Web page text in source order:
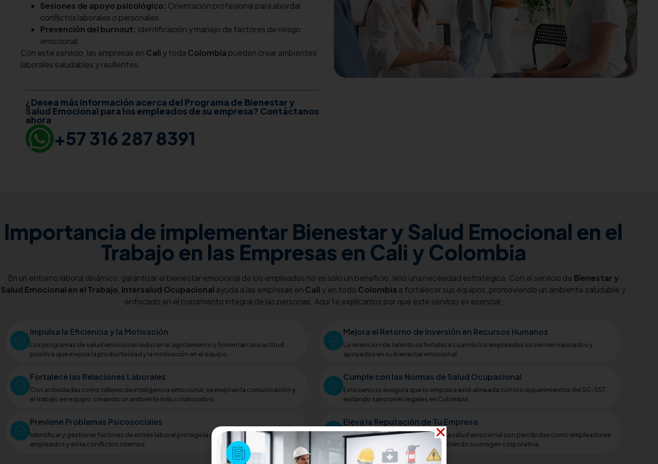
Sesiones de apoyo psicológico: Orientación profesional para abordar
conflictos laborales o personales.
Prevención del burnout: Identificación y manejo de factores de riesgo
emocional.
Con este servicio, las empresas en Cali y toda Colombia pueden crear ambientes
laborales saludables y resilientes.
¿Desea más información acerca del Programa de Bienestar y
Salud Emocional para los empleados de su empresa? Contáctanos
ahora
+57 316 287 8391
Importancia de implementar Bienestar y Salud Emocional en el
Trabajo en las Empresas en Cali y Colombia
En un entorno laboral dinámico, garantizar el bienestar emocional de los empleados no es solo un beneficio, sino una necesidad estratégica. Con el servicio de Bienestar y
Salud Emocional en el Trabajo Intersalud Ocupacional ayuda a las empresas en Cali y en todo Colombia a fortalecer sus equipos, promoviendo un ambiente saludable y
enfocado en el crecimiento integral de las personas. Aquí te explicamos por qué este servicio es esencial:
Impulsa la Eficiencia y la Motivación
Los programas de salud emocional reducen el agotamiento y fomentan una actitud
positiva que mejora la productividad y la motivación en el equipo.
Fortalece las Relaciones Laborales
Con actividades como talleres de inteligencia emocional, se mejoran la comunicación y
el trabajo en equipo, creando un ambiente más colaborativo.
Previene Problemas Psicosociales
Identificar y gestionar factores de estrés laboral protege la salud mental de los
empleados y evita conflictos internos.
Mejora el Retorno de Inversión en Recursos Humanos
La retención de talento se fortalece cuando los empleados se sienten valorados y
apoyados en su bienestar emocional.
Cumple con las Normas de Salud Ocupacional
Este servicio asegura que tu empresa esté alineada con los requerimientos del SG-SST,
evitando sanciones legales en Colombia.
Eleva la Reputación de Tu Empresa
Las organizaciones que priorizan la salud emocional son percibidas como empleadores
responsables y deseables, fortaleciendo su imagen corporativa.